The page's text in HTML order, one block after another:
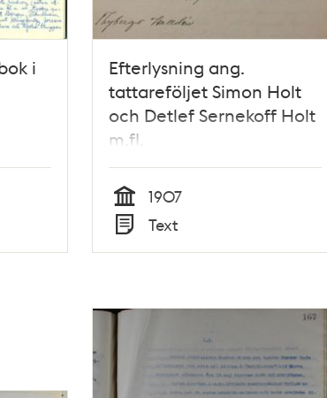
i
Efterlysning ang.
tattareföljet Simon Holt
och Detlef Sernekoff Holt
m.fl.
Tid
1907
Typ
Text